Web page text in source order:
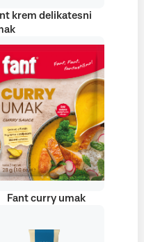
krem delikatesni
Fant curry umak